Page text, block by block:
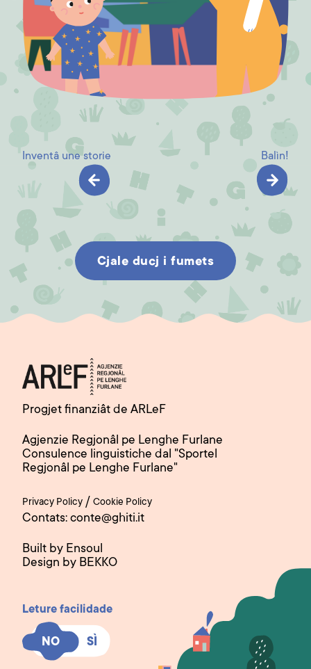
Inventâ une storie Balìn!
Cjale ducj i fumets
Progjet finanziât de ARLeF
Agjenzie Regjonâl pe Lenghe Furlane
Consulence linguistiche dal "Sportel
Regjonâl pe Lenghe Furlane"
Privacy Policy / Cookie Policy
Contats: conte@ghiti.it
Built by Ensoul
Design by BEKKO
Leture facilidade
NO SÌ
NO SÌ